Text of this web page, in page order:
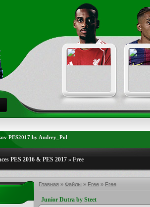
PES2017 by Andrey_Pol
PES 2016 & PES 2017 » Free
Главная » Файлы » Free » Free
Junior Dutra by Steet